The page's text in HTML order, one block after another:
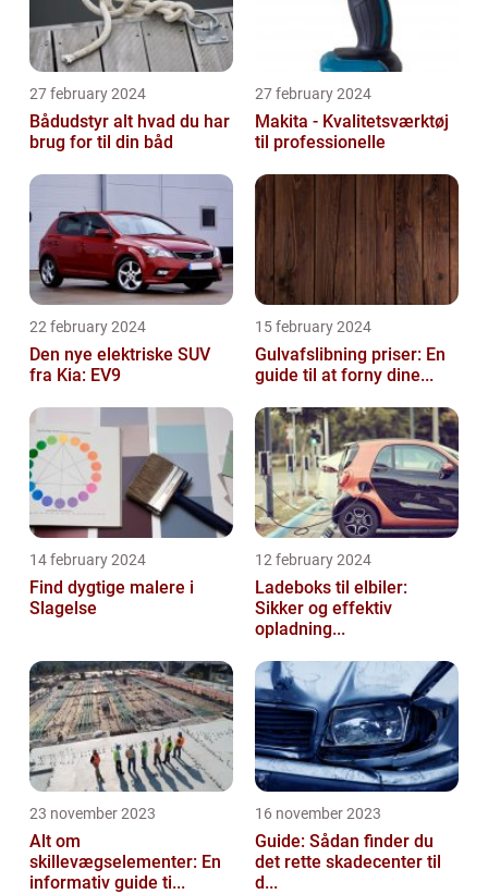
27 february 2024
Bådudstyr alt hvad du har
brug for til din båd
27 february 2024
Makita - Kvalitetsværktøj
til professionelle
22 february 2024
Den nye elektriske SUV
fra Kia: EV9
15 february 2024
Gulvafslibning priser: En
guide til at forny dine...
14 february 2024
Find dygtige malere i
Slagelse
12 february 2024
Ladeboks til elbiler:
Sikker og effektiv
opladning...
23 november 2023
Alt om
skillevægselementer: En
informativ guide ti...
16 november 2023
Guide: Sådan finder du
det rette skadecenter til
d...